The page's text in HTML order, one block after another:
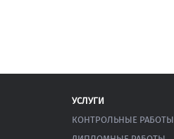
УСЛУГИ
КОНТРОЛЬНЫЕ РАБОТЫ